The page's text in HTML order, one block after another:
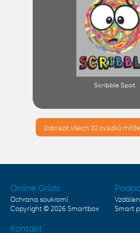
Scribble Spot
Zobrazit všech 32 svazků
Online Grids
Ochrana soukromí
Copyright © 2026 Smartbox
Smart
Kontakt